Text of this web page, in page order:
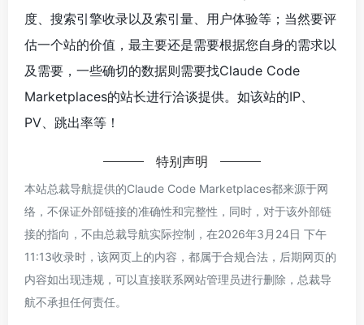
度、搜索引擎收录以及索引量、用户体验等；当然要评
估一个站的价值，最主要还是需要根据您自身的需求以
及需要，一些确切的数据则需要找Claude Code
Marketplaces的站长进行洽谈提供。如该站的IP、
PV、跳出率等！
特别声明
本站总裁导航提供的Claude Code Marketplaces都来源于网
络，不保证外部链接的准确性和完整性，同时，对于该外部链
接的指向，不由总裁导航实际控制，在2026年3月24日 下午
11:13收录时，该网页上的内容，都属于合规合法，后期网页的
内容如出现违规，可以直接联系网站管理员进行删除，总裁导
航不承担任何责任。